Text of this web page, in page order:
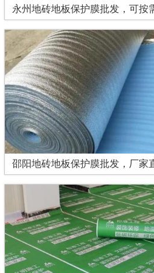
永州地砖地板保护膜批发，可按
邵阳地砖地板保护膜批发，厂家